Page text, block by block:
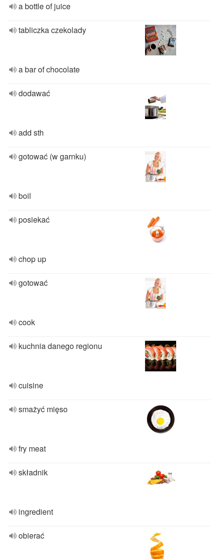
a bottle of juice
tabliczka czekolady
a bar of chocolate
dodawać
add sth
gotować (w garnku)
boil
posiekać
chop up
gotować
cook
kuchnia danego regionu
cuisine
smażyć mięso
fry meat
składnik
ingredient
obierać